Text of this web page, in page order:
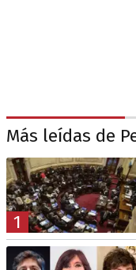
Más leídas de
1